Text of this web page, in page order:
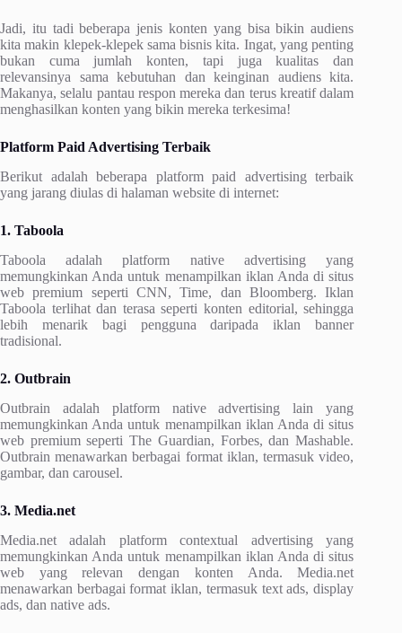
Jadi, itu tadi beberapa jenis konten yang bisa bikin audiens
kita makin klepek-klepek sama bisnis kita. Ingat, yang penting
bukan cuma jumlah konten, tapi juga kualitas dan
relevansinya sama kebutuhan dan keinginan audiens kita.
Makanya, selalu pantau respon mereka dan terus kreatif dalam
menghasilkan konten yang bikin mereka terkesima!
Platform Paid Advertising Terbaik
Berikut adalah beberapa platform paid advertising terbaik
yang jarang diulas di halaman website di internet:
1. Taboola
Taboola adalah platform native advertising yang
memungkinkan Anda untuk menampilkan iklan Anda di situs
web premium seperti CNN, Time, dan Bloomberg. Iklan
Taboola terlihat dan terasa seperti konten editorial, sehingga
lebih menarik bagi pengguna daripada iklan banner
tradisional.
2. Outbrain
Outbrain adalah platform native advertising lain yang
memungkinkan Anda untuk menampilkan iklan Anda di situs
web premium seperti The Guardian, Forbes, dan Mashable.
Outbrain menawarkan berbagai format iklan, termasuk video,
gambar, dan carousel.
3. Media.net
Media.net adalah platform contextual advertising yang
memungkinkan Anda untuk menampilkan iklan Anda di situs
web yang relevan dengan konten Anda. Media.net
menawarkan berbagai format iklan, termasuk text ads, display
ads, dan native ads.